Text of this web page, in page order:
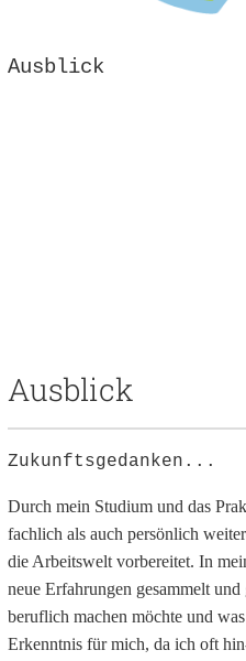
Ausblick
Ausblick
Zukunftsgedanken...
Durch mein Studium und das
fachlich als auch persönlich
die Arbeitswelt vorbereitet. In
neue Erfahrungen gesammelt
beruflich machen möchte und
Erkenntnis für mich, da ich oft